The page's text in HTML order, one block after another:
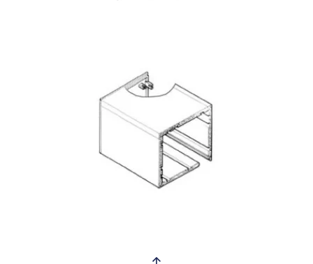
Voir plus